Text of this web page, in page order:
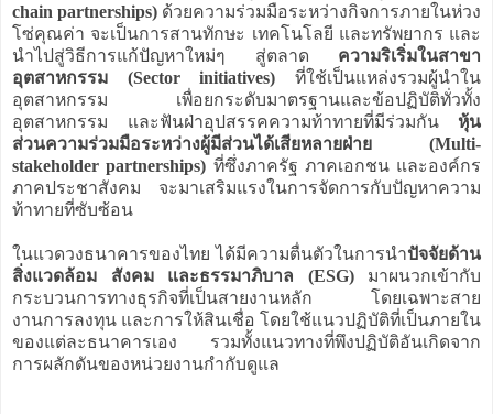
chain partnerships) ด้วยความร่วมมือระหว่างกิจการภายในห่วง
โซ่คุณค่า จะเป็นการสานทักษะ เทคโนโลยี และทรัพยากร และ
นำไปสู่วิธีการแก้ปัญหาใหม่ๆ สู่ตลาด ความริเริ่มในสาขา
อุตสาหกรรม (Sector initiatives) ที่ใช้เป็นแหล่งรวมผู้นำใน
อุตสาหกรรม เพื่อยกระดับมาตรฐานและข้อปฏิบัติทั่วทั้ง
อุตสาหกรรม และฟันฝ่าอุปสรรคความท้าทายที่มีร่วมกัน หุ้น
ส่วนความร่วมมือระหว่างผู้มีส่วนได้เสียหลายฝ่าย (Multi-
stakeholder partnerships) ที่ซึ่งภาครัฐ ภาคเอกชน และองค์กร
ภาคประชาสังคม จะมาเสริมแรงในการจัดการกับปัญหาความ
ท้าทายที่ซับซ้อน
ในแวดวงธนาคารของไทย ได้มีความตื่นตัวในการนำปัจจัยด้าน
สิ่งแวดล้อม สังคม และธรรมาภิบาล (ESG)มาผนวกเข้ากับ
กระบวนการทางธุรกิจที่เป็นสายงานหลัก โดยเฉพาะสาย
งานการลงทุน และการให้สินเชื่อ โดยใช้แนวปฏิบัติที่เป็นภายใน
ของแต่ละธนาคารเอง รวมทั้งแนวทางที่พึงปฏิบัติอันเกิดจาก
การผลักดันของหน่วยงานกำกับดูแล